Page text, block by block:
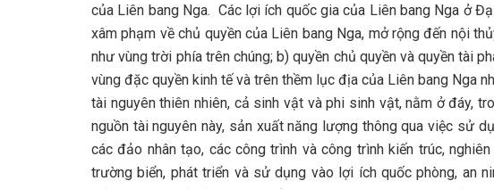
của Liên bang Nga. Các lợi ích quốc gia của Liên bang Nga ở
xâm phạm về chủ quyền của Liên bang Nga, mở rộng đến nội
như vùng trời phía trên chúng; b) quyền chủ quyền và quyền tài
vùng đặc quyền kinh tế và trên thềm lục địa của Liên bang Nga
tài nguyên thiên nhiên, cả sinh vật và phi sinh vật, nằm ở đáy,
nguồn tài nguyên này, sản xuất năng lượng thông qua việc sử
các đảo nhân tạo, các công trình và công trình kiến trúc,
trường biển, phát triển và sử dụng vào lợi ích quốc phòng, an